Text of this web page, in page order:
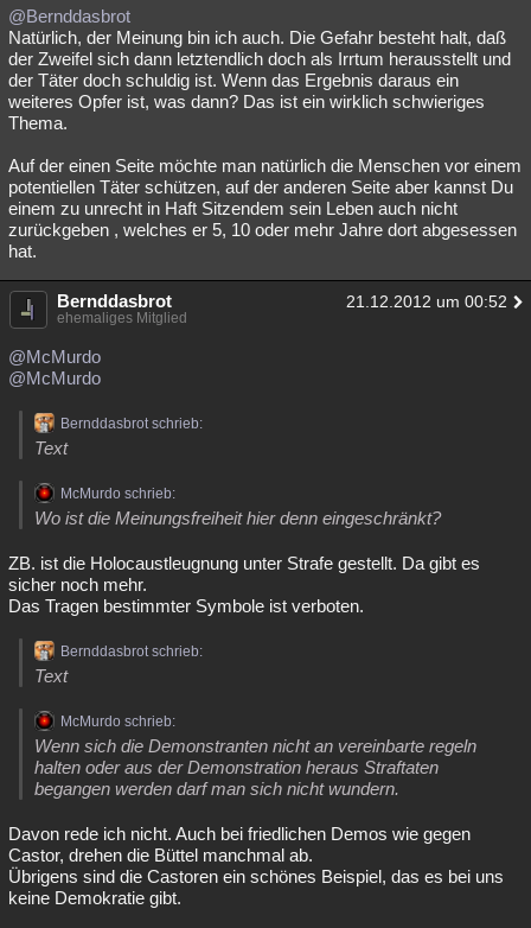
@Bernddasbrot
Natürlich, der Meinung bin ich auch. Die Gefahr besteht halt, daß
der Zweifel sich dann letztendlich doch als Irrtum herausstellt und
der Täter doch schuldig ist. Wenn das Ergebnis daraus ein
weiteres Opfer ist, was dann? Das ist ein wirklich schwieriges
Thema.
Auf der einen Seite möchte man natürlich die Menschen vor einem
potentiellen Täter schützen, auf der anderen Seite aber kannst Du
einem zu unrecht in Haft Sitzendem sein Leben auch nicht
zurückgeben , welches er 5, 10 oder mehr Jahre dort abgesessen
hat.
Bernddasbrot 21.12.2012 um 00:52
ehemaliges Mitglied
@McMurdo
@McMurdo
Bernddasbrot schrieb:
Text
McMurdo schrieb:
Wo ist die Meinungsfreiheit hier denn eingeschränkt?
ZB. ist die Holocaustleugnung unter Strafe gestellt. Da gibt es
sicher noch mehr.
Das Tragen bestimmter Symbole ist verboten.
Bernddasbrot schrieb:
Text
McMurdo schrieb:
Wenn sich die Demonstranten nicht an vereinbarte regeln
halten oder aus der Demonstration heraus Straftaten
begangen werden darf man sich nicht wundern.
Davon rede ich nicht. Auch bei friedlichen Demos wie gegen
Castor, drehen die Büttel manchmal ab.
Übrigens sind die Castoren ein schönes Beispiel, das es bei uns
keine Demokratie gibt.